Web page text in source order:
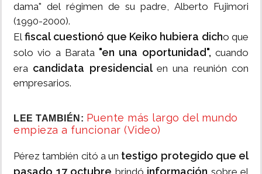
dama" del régimen de su padre, Alberto Fujimori
(1990-2000).
El fiscal cuestionó que Keiko hubiera dicho que
solo vio a Barata"en una oportunidad", cuando
era candidata presidencialen una reunión con
empresarios.
LEE TAMBIÉN: Puente más largo del mundo
empieza a funcionar (Video)
Pérez también citó a un testigo protegido que el
pasado 17 octubre
información